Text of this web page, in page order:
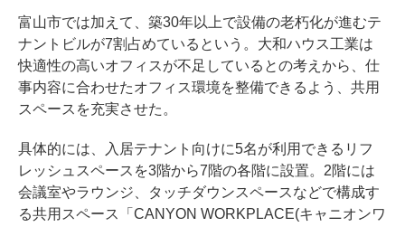
富山市では加えて、築30年以上で設備の老朽化が進むテ
ナントビルが7割占めているという。大和ハウス工業は
快適性の高いオフィスが不足しているとの考えから、仕
事内容に合わせたオフィス環境を整備できるよう、共用
スペースを充実させた。
具体的には、入居テナント向けに5名が利用できるリフ
レッシュスペースを3階から7階の各階に設置。2階には
会議室やラウンジ、タッチダウンスペースなどで構成す
る共用スペース「CANYON WORKPLACE(キャニオンワ